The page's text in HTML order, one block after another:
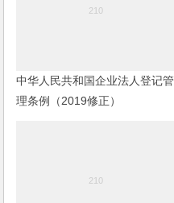
中华人民共和国企业法人登记管
理条例（2019修正）